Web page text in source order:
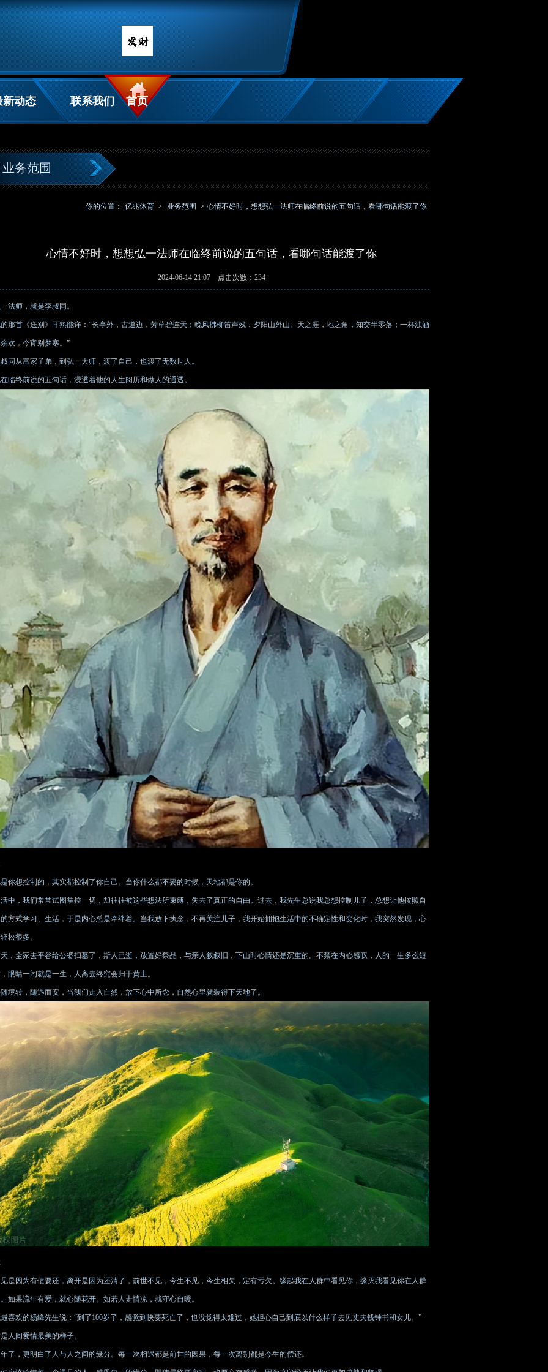
首页
新动态 联系我们
业务范围
你的位置： 亿兆体育 > 业务范围 > 心情不好时，想想弘一法师在临终前说的五句话，看哪句话能渡了你
心情不好时，想想弘一法师在临终前说的五句话，看哪句话能渡了你
2024-06-14 21:07 点击次数：234
法师，就是李叔同。
那首《送别》耳熟能详：“长亭外，古道边，芳草碧连天；晚风拂柳笛声残，夕阳山外山。天之涯，地之角，知交半零落；一杯浊酒
欢，今宵别梦寒。”
同从富家子弟，到弘一大师，渡了自己，也渡了无数世人。
临终前说的五句话，浸透着他的人生阅历和做人的通透。
你想控制的，其实都控制了你自己。当你什么都不要的时候，天地都是你的。
中，我们常常试图掌控一切，却往往被这些想法所束缚，失去了真正的自由。过去，我先生总说我总想控制儿子，总想让他按照自
方式学习、生活，于是内心总是牵绊着。当我放下执念，不再关注儿子，我开始拥抱生活中的不确定性和变化时，我突然发现，心
松很多。
，全家去平谷给公婆扫墓了，斯人已逝，放置好祭品，与亲人叙叙旧，下山时心情还是沉重的。不禁在内心感叹，人的一生多么短
眼睛一闭就是一生，人离去终究会归于黄土。
境转，随遇而安，当我们走入自然，放下心中所念，自然心里就装得下天地了。
是因为有债要还，离开是因为还清了，前世不见，今生不见，今生相欠，定有亏欠。缘起我在人群中看见你，缘灭我看见你在人群
如果流年有爱，就心随花开。如若人走情凉，就守心自暖。
喜欢的杨绛先生说：“到了100岁了，感觉到快要死亡了，也没觉得太难过，她担心自己到底以什么样子去见丈夫钱钟书和女儿。”
人间爱情最美的样子。
了，更明白了人与人之间的缘分。每一次相遇都是前世的因果，每一次离别都是今生的偿还。